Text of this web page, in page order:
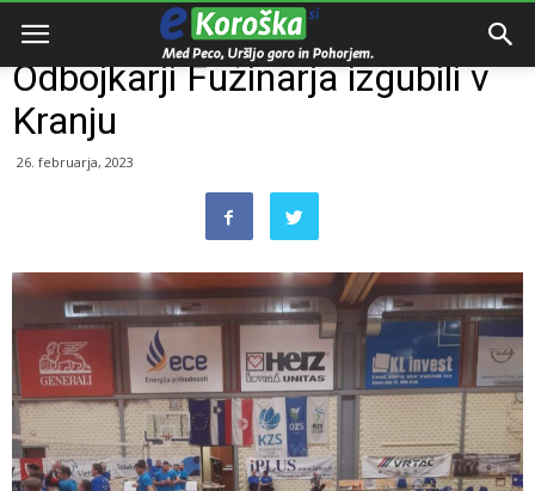
Domov
Odbojkarji Fužinarja izgubili v
Kranju
26. februarja, 2023